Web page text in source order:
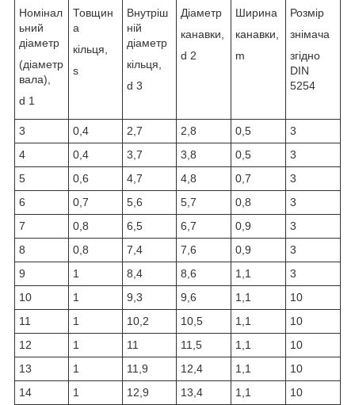
Номінал
ьний
діаметр
(діаметр
вала),
d 1
Товщин
а
кільця,
s
Внутріш
ній
діаметр
кільця,
d 3
Діаметр
канавки,
d 2
Ширина
канавки,
m
Розмір
знімача
згідно
DIN
5254
3 0,4 2,7 2,8 0,5
3
4
0,4 3,7 3,8 0,5
3
5
0,6 4,7 4,8 0,7
3
6
0,7 5,6 5,7 0,8
3
7
0,8 6,5 6,7 0,9
3
8
0,8 7,4 7,6 0,9
3
9
1 8,4 8,6 1,1
3
10
1 9,3 9,6 1,1
10
11
1 10,2 10,5 1,1
10
12
1 11 11,5 1,1
10
13
1 11,9 12,4 1,1
10
14
1 12,9 13,4 1,1
10